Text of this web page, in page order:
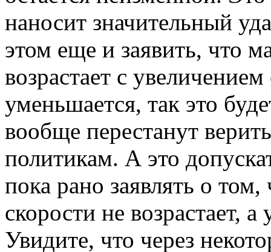
наносит значительный
этом еще и заявить, что
возрастает с
уменьшается, так это
вообще перестанут
политикам. А это
пока рано заявлять о
скорости не возрастает, а
Увидите, что через